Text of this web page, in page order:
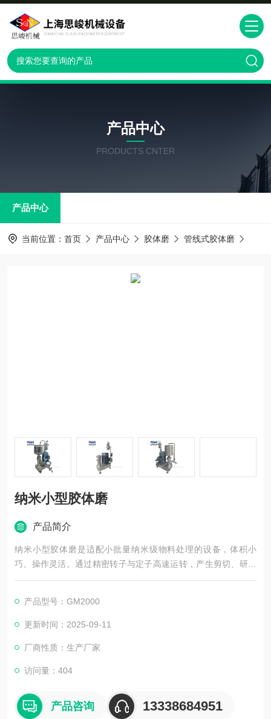
产品中心
PRODUCTS CNTER
产品中心
当前位置： 首页 产品中心 胶体磨 管线式胶体磨
纳米小型胶体磨
产品简介
纳米小型胶体磨是适配小批量纳米级物料处理的设备，体积小
巧、操作灵活。通过精密转子与定子高速运转，产生剪切、研磨
力，将物料颗粒细化至纳米级别，同时实现均匀分散。具细度可
生物医药、化妆品、纳米材料等领域。
产品型号：GM2000
更新时间：2025-09-11
厂商性质：生产厂家
访问量：404
产品咨询 13338684951